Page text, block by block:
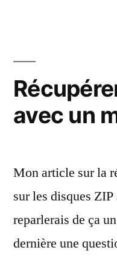
avec un
Mon article sur la
sur les disques
reparlerais de ça
dernière une